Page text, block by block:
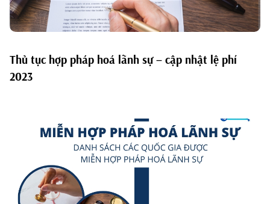
Thủ tục hợp pháp hoá lãnh sự – cập nhật lệ phí
2023